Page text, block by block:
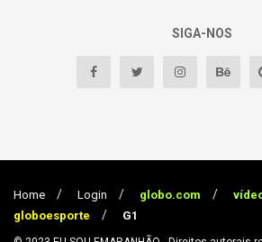
SIGA-NOS
Home Login globo.com
globoesporte
G1